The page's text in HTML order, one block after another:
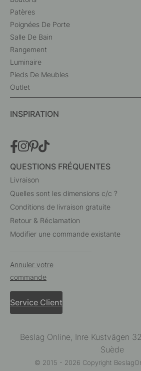
Patères
Poignées De Porte
Salle De Bain
Rangement
Luminaire
Pieds De Meubles
Outlet
INSPIRATION
QUESTIONS FRÉQUENTES
Livraison
Quelles sont les dimensions c/c ?
Conditions de livraison gratuite
Retour & Réclamation
Modifier une commande existante
Annuler votre
commande
Service Client
Beslag Online, Inre Kustvägen
Suède
© 2015 - 2026 Copyright